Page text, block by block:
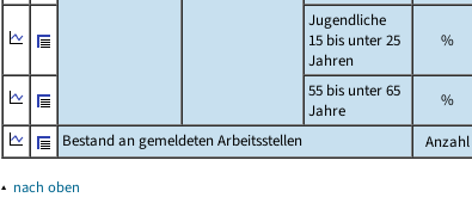
Jugendliche
15 bis unter 25
Jahren
%
55 bis unter 65
Jahre
%
Bestand an gemeldeten Arbeitsstellen
Anzahl
▴ nach oben